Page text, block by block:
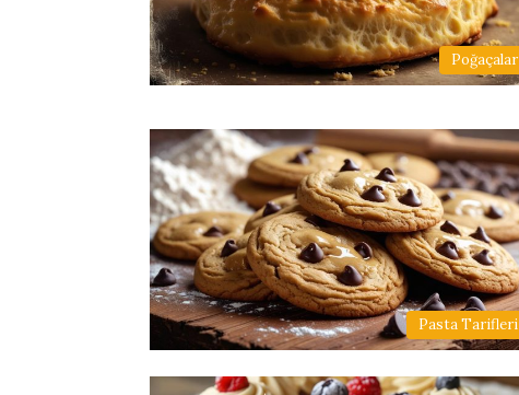
Poğaçalar
Pasta Tarifleri